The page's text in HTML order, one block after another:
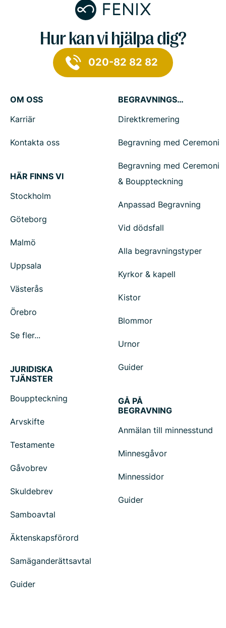
Hur kan vi hjälpa dig?
020-82 82 82
OM OSS
Karriär
Kontakta oss
HÄR FINNS VI
Stockholm
Göteborg
Malmö
Uppsala
Västerås
Örebro
Se fler...
BEGRAVNINGSTJÄNSTER
Direktkremering
Begravning med Ceremoni
Begravning med Ceremoni
& Bouppteckning
Anpassad Begravning
Vid dödsfall
Alla begravningstyper
Kyrkor & kapell
Kistor
Blommor
Urnor
Guider
JURIDISKA
TJÄNSTER
Bouppteckning
Arvskifte
Testamente
Gåvobrev
Skuldebrev
Samboavtal
Äktenskapsförord
Samäganderättsavtal
Guider
GÅ PÅ
BEGRAVNING
Anmälan till minnesstund
Minnesgåvor
Minnessidor
Guider